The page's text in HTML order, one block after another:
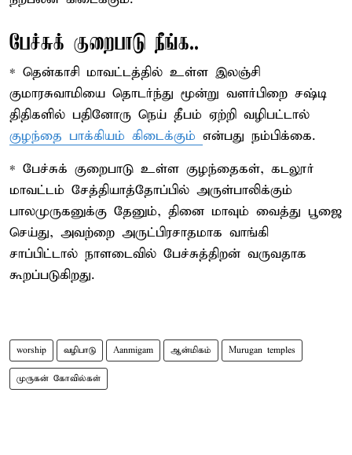
பேச்சுக் குறைபாடு நீங்க..
* தென்காசி மாவட்டத்தில் உள்ள இலஞ்சி
குமாரசுவாமியை தொடர்ந்து மூன்று வளர்பிறை சஷ்டி
திதிகளில் பதினோரு நெய் தீபம் ஏற்றி வழிபட்டால்
குழந்தை பாக்கியம் கிடைக்கும் என்பது நம்பிக்கை.
* பேச்சுக் குறைபாடு உள்ள குழந்தைகள், கடலூர்
மாவட்டம் சேத்தியாத்தோப்பில் அருள்பாலிக்கும்
பாலமுருகனுக்கு தேனும், தினை மாவும் வைத்து பூஜை
செய்து, அவற்றை அருட்பிரசாதமாக வாங்கி
சாப்பிட்டால் நாளடைவில் பேச்சுத்திறன் வருவதாக
கூறப்படுகிறது.
worship வழிபாடு Aanmigam ஆன்மிகம் Murugan temples
முருகன் கோவில்கள்